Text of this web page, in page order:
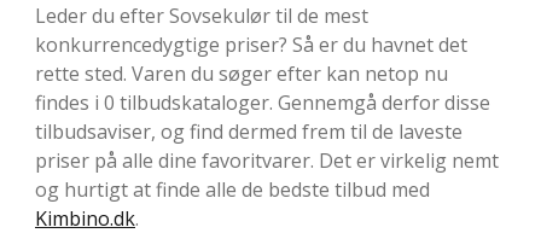
Leder du efter Sovsekulør til de mest
konkurrencedygtige priser? Så er du havnet det
rette sted. Varen du søger efter kan netop nu
findes i 0 tilbudskataloger. Gennemgå derfor disse
tilbudsaviser, og find dermed frem til de laveste
priser på alle dine favoritvarer. Det er virkelig nemt
og hurtigt at finde alle de bedste tilbud med
Kimbino.dk.